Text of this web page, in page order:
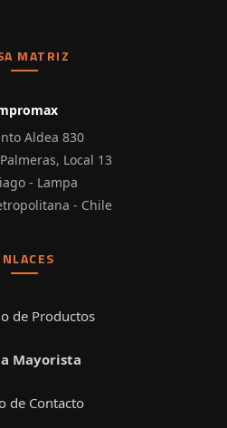
MATRIZ
Aldea 830
Local 13
- Lampa
- Chile
de Productos
Mayorista
de Contacto